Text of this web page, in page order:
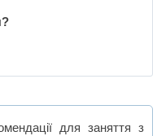
для заняття з